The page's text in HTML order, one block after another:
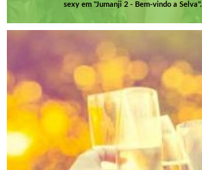
sexy em "Jumanji 2 - Bem-vindo a Selva".